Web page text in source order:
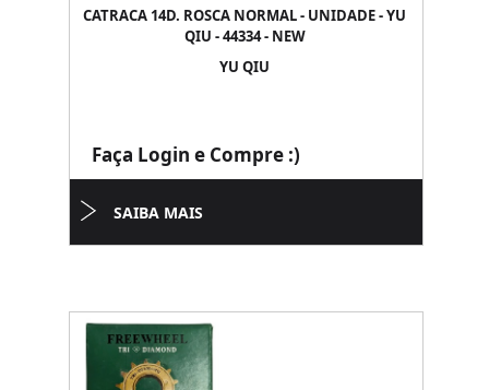
CATRACA 14D. ROSCA NORMAL - UNIDADE - YU
QIU - 44334 - NEW
YU QIU
Faça Login e Compre :)
SAIBA MAIS